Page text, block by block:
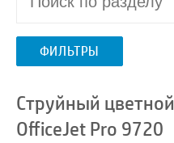
ФИЛЬТРЫ
Струйный
OfficeJet Pro 9720